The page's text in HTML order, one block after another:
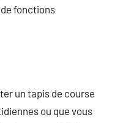
fonctions
un tapis de course
ou que vous